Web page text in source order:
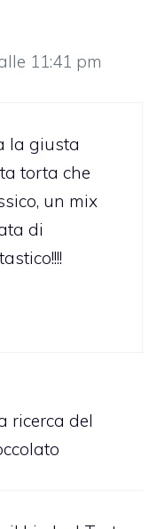
11:41 pm
la giusta
torta che
un mix
di
ricerca del